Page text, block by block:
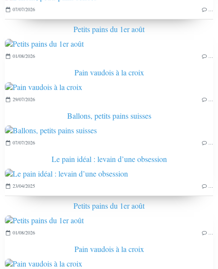
07/07/2026
Petits pains du 1er août
01/08/2026
Pain vaudois à la croix
29/07/2026
Ballons, petits pains suisses
07/07/2026
Le pain idéal : levain d’une obsession
23/04/2025
Petits pains du 1er août
01/08/2026
Pain vaudois à la croix